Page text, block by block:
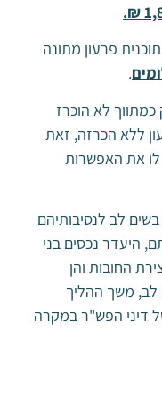
פרעון מתונה
.
לא הוכרז
ללא הכרזה, זאת
לו את האפשרות
לב לנסיבותיהם
היעדר נכסים בני
החובות והן
משך ההליך
דיני הפש"ר במקרה